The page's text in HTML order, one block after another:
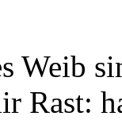
Weib
Rast: